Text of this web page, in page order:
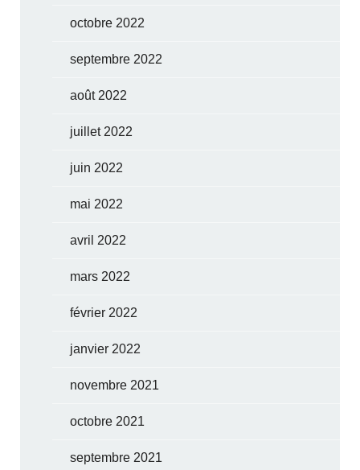
octobre 2022
septembre 2022
août 2022
juillet 2022
juin 2022
mai 2022
avril 2022
mars 2022
février 2022
janvier 2022
novembre 2021
octobre 2021
septembre 2021